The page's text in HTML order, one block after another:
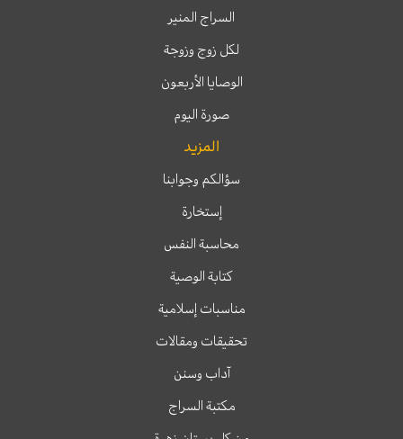
السراج المنير
لكل زوج وزوجة
الوصايا الأربعون
صورة اليوم
المزيد
سؤالكم وجوابنا
إستخارة
محاسبة النفس
كتابة الوصية
مناسبات إسلامية
تحقيقات ومقالات
آداب وسنن
مكتبة السراج